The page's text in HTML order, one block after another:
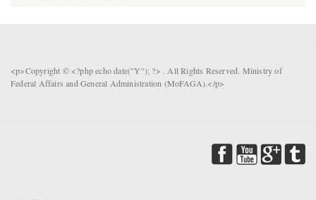
<p>Copyright © <?php echo date("Y"); ?> . All Rights Reserved. Ministry of
Federal Affairs and General Administration (MoFAGA).</p>